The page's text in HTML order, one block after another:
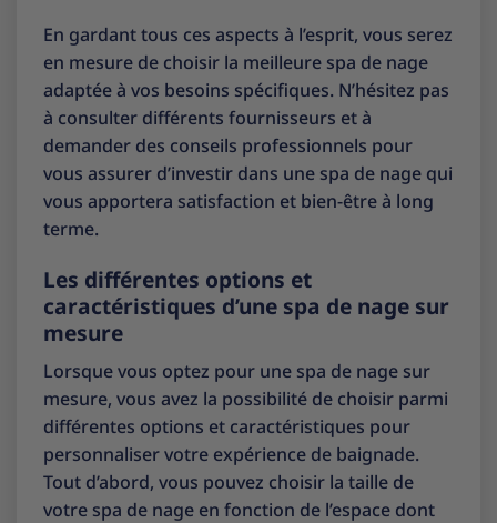
En gardant tous ces aspects à l’esprit, vous serez
en mesure de choisir la meilleure spa de nage
adaptée à vos besoins spécifiques. N’hésitez pas
à consulter différents fournisseurs et à
demander des conseils professionnels pour
vous assurer d’investir dans une spa de nage qui
vous apportera satisfaction et bien-être à long
terme.
Les différentes options et
caractéristiques d’une spa de nage sur
mesure
Lorsque vous optez pour une spa de nage sur
mesure, vous avez la possibilité de choisir parmi
différentes options et caractéristiques pour
personnaliser votre expérience de baignade.
Tout d’abord, vous pouvez choisir la taille de
votre spa de nage en fonction de l’espace dont